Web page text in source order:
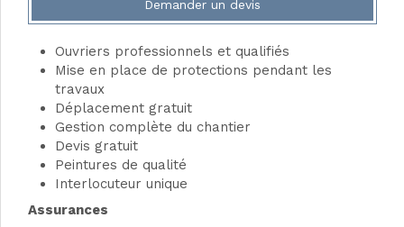
Demander un devis
Ouvriers professionnels et qualifiés
Mise en place de protections pendant les
travaux
Déplacement gratuit
Gestion complète du chantier
Devis gratuit
Peintures de qualité
Interlocuteur unique
Assurances